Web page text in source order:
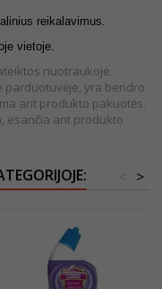
reikalavimus.
vietoje.
nuotraukoje.
parduotuvėje, yra bendro
ant produkto pakuotės.
esančia ant produkto
>